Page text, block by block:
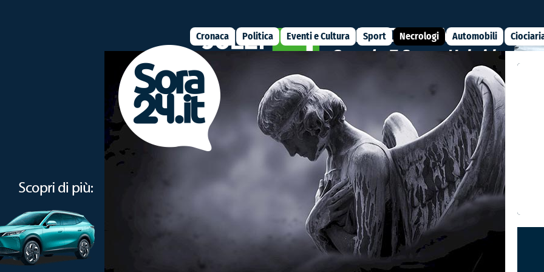
Cronaca Politica Eventi e Cultura Sport Necrologi Automobili